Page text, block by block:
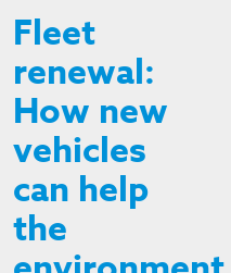
Fleet
renewal:
How new
vehicles
can help
the